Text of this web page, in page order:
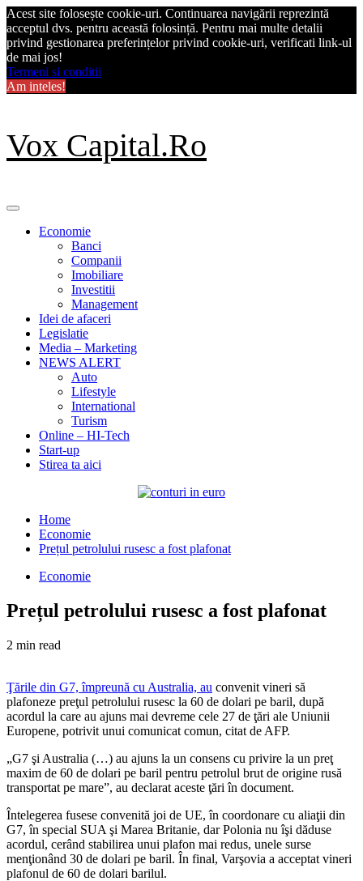
Acest site folosește cookie-uri. Continuarea navigării reprezintă
acceptul dvs. pentru această folosință. Pentru mai multe detalii
privind gestionarea preferințelor privind cookie-uri, verificati link-ul
de mai jos!
Termeni si conditii
Am inteles!
Skip
to
content
Vox Capital.Ro
Primary
Economie
Banci
Companii
Imobiliare
Investitii
Management
Idei de afaceri
Legislatie
Media – Marketing
NEWS ALERT
Auto
Lifestyle
International
Turism
Online – HI-Tech
Start-up
Stirea ta aici
Home
Economie
Prețul petrolului rusesc a fost plafonat
Economie
Prețul petrolului rusesc a fost plafonat
2 min read
Ţările din G7, împreună cu Australia, au convenit vineri să
plafoneze preţul petrolului rusesc la 60 de dolari pe baril, după
acordul la care au ajuns mai devreme cele 27 de ţări ale Uniunii
Europene, potrivit unui comunicat comun, citat de AFP.
„G7 şi Australia (…) au ajuns la un consens cu privire la un preţ
maxim de 60 de dolari pe baril pentru petrolul brut de origine rusă
transportat pe mare”, au declarat aceste ţări în document.
Întelegerea fusese convenită joi de UE, în coordonare cu aliaţii din
G7, în special SUA şi Marea Britanie, dar Polonia nu îşi dăduse
acordul, cerând stabilirea unui plafon mai redus, unele surse
menţionând 30 de dolari pe baril. În final, Varşovia a acceptat vineri
plafonul de 60 de dolari barilul.